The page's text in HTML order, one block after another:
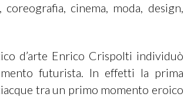
cinema, moda, design,
d’arte Enrico Crispolti individuò
futurista. In effetti la prima
tra un primo momento eroico